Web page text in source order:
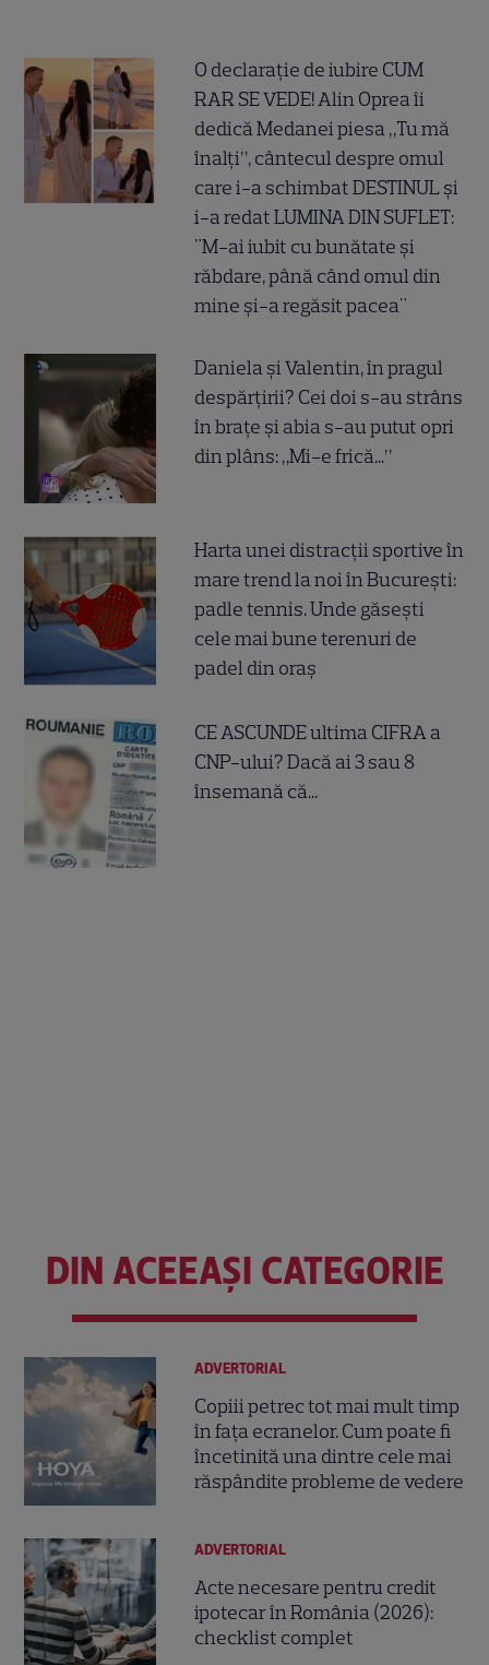
O declarație de iubire CUM
RAR SE VEDE! Alin Oprea îi
dedică Medanei piesa „Tu mă
înalți”, cântecul despre omul
care i-a schimbat DESTINUL și
i-a redat LUMINA DIN SUFLET:
"M-ai iubit cu bunătate și
răbdare, până când omul din
mine și-a regăsit pacea"
Daniela și Valentin, în pragul
despărțirii? Cei doi s-au strâns
în brațe și abia s-au putut opri
din plâns: „Mi-e frică...”
Harta unei distracții sportive în
mare trend la noi în București:
padle tennis. Unde găsești
cele mai bune terenuri de
padel din oraș
CE ASCUNDE ultima CIFRA a
CNP-ului? Dacă ai 3 sau 8
însemană că...
DIN ACEEAȘI CATEGORIE
ADVERTORIAL
Copiii petrec tot mai mult timp
în fața ecranelor. Cum poate fi
încetinită una dintre cele mai
răspândite probleme de vedere
ADVERTORIAL
Acte necesare pentru credit
ipotecar în România (2026):
checklist complet